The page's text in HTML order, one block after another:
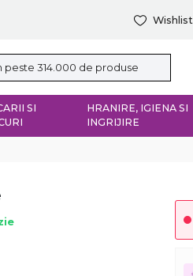
Wishlist
SI
HRANIRE, IGIENA SI
INGRIJIRE